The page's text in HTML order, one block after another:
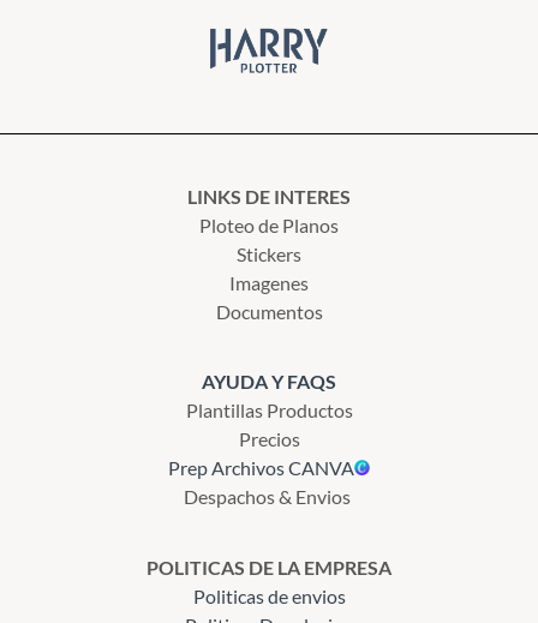
LINKS DE INTERES
Ploteo de Planos
Stickers
Imagenes
Documentos
AYUDA Y FAQS
Plantillas Productos
Precios
Prep Archivos CANVA
Despachos & Envios
POLITICAS DE LA EMPRESA
Politicas de envios